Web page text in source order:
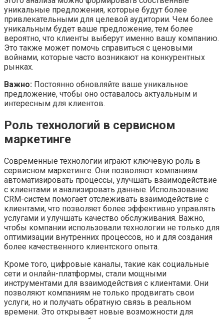
уникальные предложения, которые будут более
привлекательными для целевой аудитории. Чем более
уникальным будет ваше предложение, тем более
вероятно, что клиенты выберут именно вашу компанию.
Это также может помочь справиться с ценовыми
войнами, которые часто возникают на конкурентных
рынках.
Важно: Постоянно обновляйте ваше уникальное
предложение, чтобы оно оставалось актуальным и
интересным для клиентов.
Роль технологий в сервисном
маркетинге
Современные технологии играют ключевую роль в
сервисном маркетинге. Они позволяют компаниям
автоматизировать процессы, улучшать взаимодействие
с клиентами и анализировать данные. Использование
CRM-систем помогает отслеживать взаимодействие с
клиентами, что позволяет более эффективно управлять
услугами и улучшать качество обслуживания. Важно,
чтобы компании использовали технологии не только для
оптимизации внутренних процессов, но и для создания
более качественного клиентского опыта.
Кроме того, цифровые каналы, такие как социальные
сети и онлайн-платформы, стали мощными
инструментами для взаимодействия с клиентами. Они
позволяют компаниям не только продвигать свои
услуги, но и получать обратную связь в реальном
времени. Это открывает новые возможности для